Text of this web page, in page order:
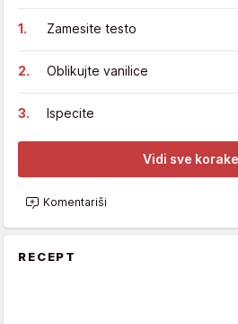
Zamesite testo
Oblikujte vanilice
Ispecite
Vidi sve
Komentariši
RECEPT